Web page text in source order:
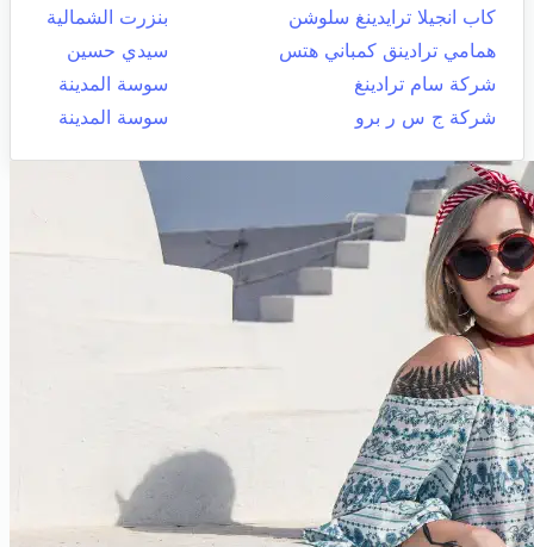
كاب انجيلا ترايدينغ سلوشن
بنزرت الشمالية
همامي ترادينق كمباني هتس
سيدي حسين
شركة سام ترادينغ
سوسة المدينة
شركة ج س ر برو
سوسة المدينة